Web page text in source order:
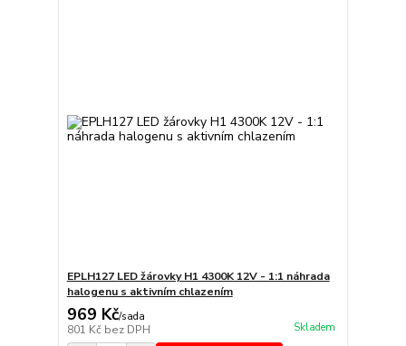
EPLH127 LED žárovky H1 4300K 12V - 1:1 náhrada
halogenu s aktivním chlazením
969 Kč/sada
801 Kč bez DPH Skladem